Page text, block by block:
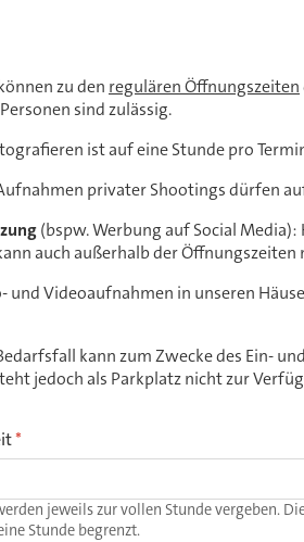
zu den regulären Öffnungszeiten
sind zulässig.
ist auf eine Stunde pro
privater Shootings dürfen
(bspw. Werbung auf Social
auch außerhalb der
und Videoaufnahmen in unseren
kann zum Zwecke des Ein-
jedoch als Parkplatz nicht zur
*
jeweils zur vollen Stunde vergeben.
Stunde begrenzt.